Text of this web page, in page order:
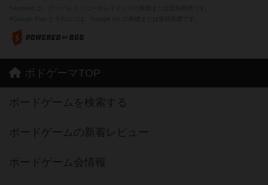
ボドゲーマTOP
ボードゲームを検索する
ボードゲームの新着レビュー
ボードゲーム会情報